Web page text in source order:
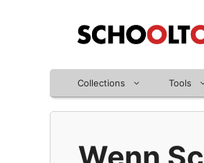
Collections Tools